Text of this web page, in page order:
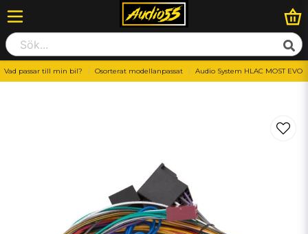
Vad passar till min bil? Osorterat modellanpassat Audio System HLAC MOST EVO